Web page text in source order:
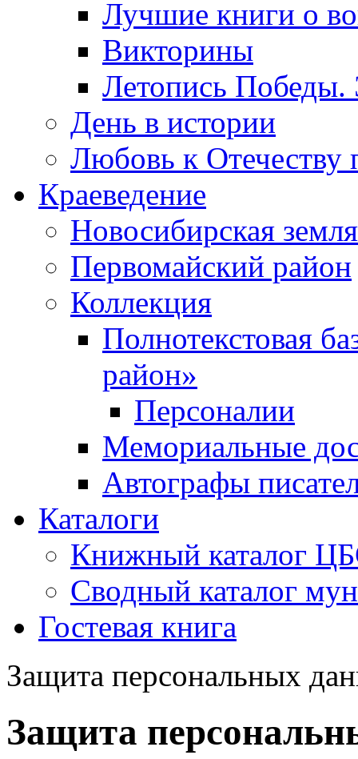
Лучшие книги о
Викторины
Летопись Победы.
День в истории
Любовь к Отечеству
Краеведение
Новосибирская земля
Первомайский район
Коллекция
Полнотекстовая
район»
Персоналии
Мемориальные
Автографы
Каталоги
Книжный каталог
Сводный каталог
Гостевая книга
Защита персональных
Защита